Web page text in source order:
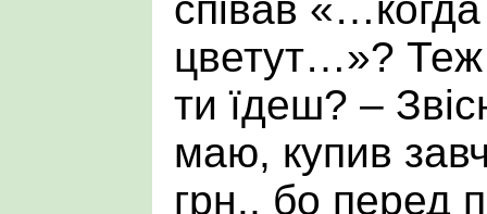
цветут…»?
ти їдеш? –
маю, купив
грн., бо перед